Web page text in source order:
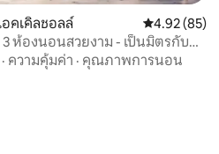
5, 46 รีวิว
อคเคิลชอลล์ คะแนนเฉลี่ย
4.92 (85)
3 ห้องนอนสวยงาม - เป็นมิตรกับ
· ความคุ้มค่า · คุณภาพการนอน